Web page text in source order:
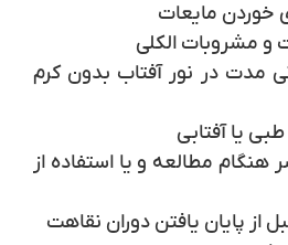
خوردن مایعات
و مشروبات الکلی
مدت در نور آفتاب بدون کرم
یا آفتابی
هنگام مطالعه و یا استفاده از
از پایان یافتن دوران نقاهت